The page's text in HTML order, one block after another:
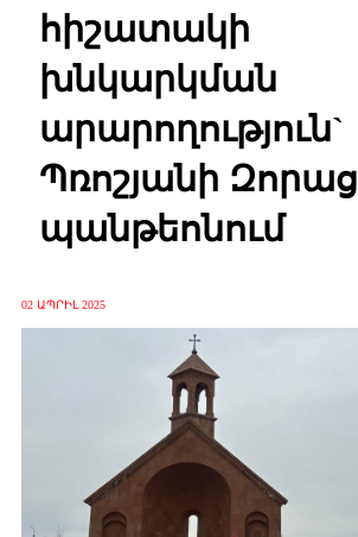
հիշատակի
խնկարկման
արարողություն`
Պռոշյանի Զորաց
պանթեոնում
02 ԱՊՐԻԼ 2025